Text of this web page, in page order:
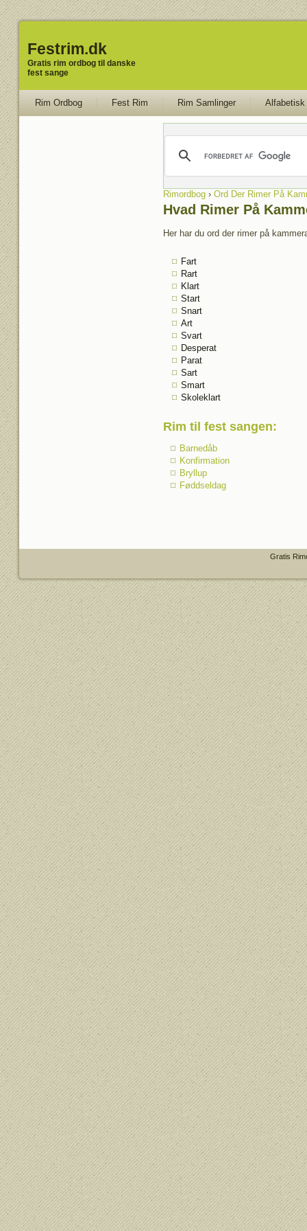
Festrim.dk
Gratis rim ordbog til danske
fest sange
Rim Ordbog Fest Rim Rim Samlinger Alfabetisk
Rimordbog› Ord Der Rimer På
Hvad Rimer På
Her har du ord der rimer på
Fart
Rart
Klart
Start
Snart
Art
Svart
Desperat
Parat
Sart
Smart
Skoleklart
Rim til fest sangen:
Barnedåb
Konfirmation
Bryllup
Føddseldag
Gratis